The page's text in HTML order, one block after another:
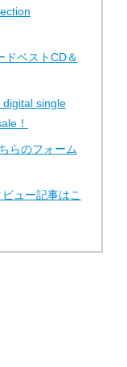
ドベストCD＆
single
！
らのフォーム
ュー記事はこ